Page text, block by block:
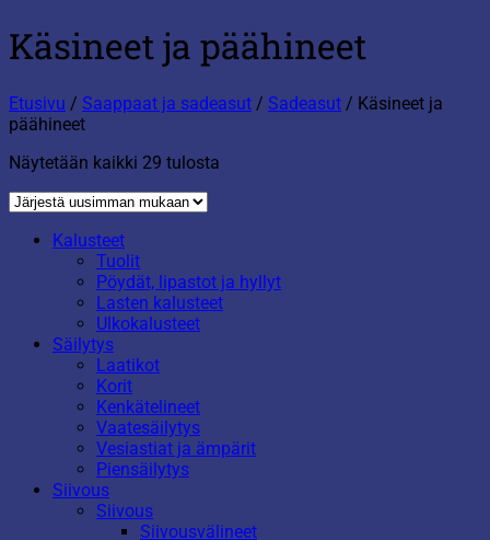
Käsineet ja päähineet
Etusivu / Saappaat ja sadeasut / Sadeasut / Käsineet ja
päähineet
Näytetään kaikki 29 tulosta
Kalusteet
Tuolit
Pöydät, lipastot ja hyllyt
Lasten kalusteet
Ulkokalusteet
Säilytys
Laatikot
Korit
Kenkätelineet
Vaatesäilytys
Vesiastiat ja ämpärit
Piensäilytys
Siivous
Siivous
Siivousvälineet